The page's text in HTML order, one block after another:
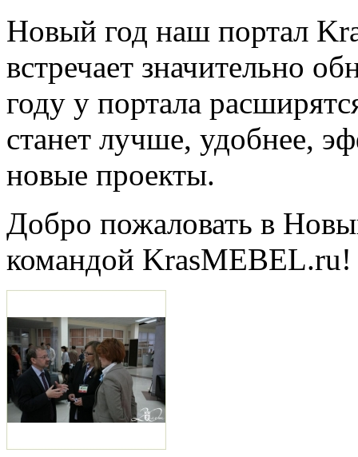
Новый год наш портал
встречает значительно
году у портала
станет лучше, удобнее,
новые проекты.
Добро пожаловать в
командой KrasMEBEL.ru!